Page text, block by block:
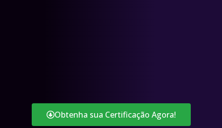
Obtenha sua Certificação Agora!